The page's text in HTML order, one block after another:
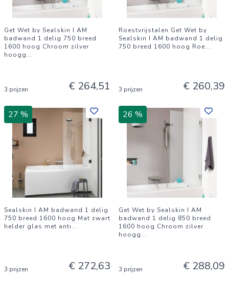
Get Wet by Sealskin I AM
badwand 1 delig 750 breed
1600 hoog Chroom zilver
hoogg...
3 prijzen € 264,51
Roestvrijstalen Get Wet by
Sealskin I AM badwand 1 delig
750 breed 1600 hoog Roe...
3 prijzen € 260,39
27 %
Sealskin I AM badwand 1 delig
750 breed 1600 hoog Mat zwart
helder glas met anti...
3 prijzen € 272,63
26 %
Get Wet by Sealskin I AM
badwand 1 delig 850 breed
1600 hoog Chroom zilver
hoogg...
3 prijzen € 288,09